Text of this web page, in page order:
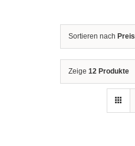
Sortieren nach Preis
Zeige 12 Produkte